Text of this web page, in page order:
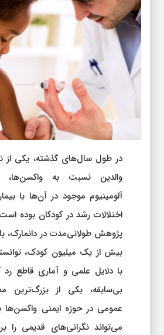
در طول سال‌های گذشته، یکی از
والدین نسبت به واکسن‌ها،
آلومینیوم موجود در آن‌ها با
اختلالات رشد در کودکان بوده
پژوهش طولانی‌مدت در دانمارک،
بیش از یک میلیون کودک،
با دلایل علمی و آماری قاطع
بی‌سابقه، یکی از بزرگ‌ترین
عمومی در حوزه ایمنی واکسن‌ها
می‌تواند نگرانی‌های قدیمی را